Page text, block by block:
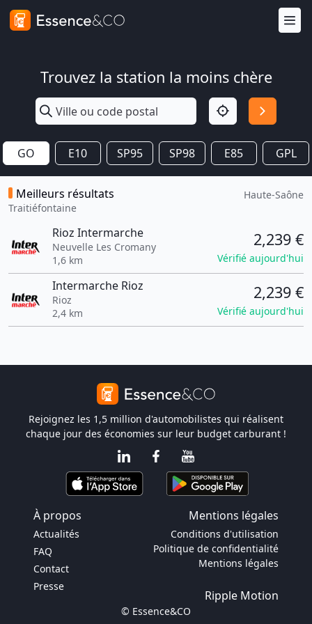
Trouvez la station la moins chère
GO E10 SP95 SP98 E85 GPL
Meilleurs résultats
Traitiéfontaine
Haute-Saône
Rioz Intermarche
Neuvelle Les Cromany
1,6 km
2,239 €
Vérifié aujourd'hui
Intermarche Rioz
Rioz
2,4 km
2,239 €
Vérifié aujourd'hui
Rejoignez les 1,5 million d'automobilistes qui réalisent
chaque jour des économies sur leur budget carburant !
À propos Mentions légales
Actualités
FAQ
Contact
Presse
Conditions d'utilisation
Politique de confidentialité
Mentions légales
Ripple Motion
© Essence&CO